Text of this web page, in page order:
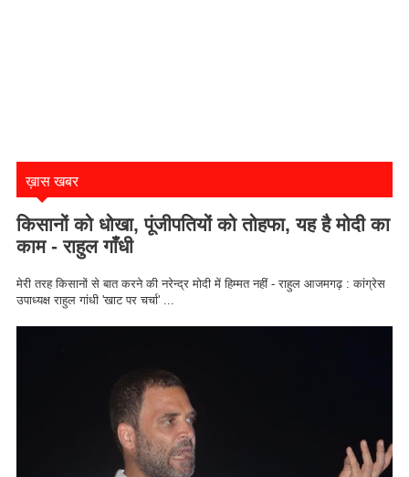
ख़ास खबर
किसानों को धोखा, पूंजीपतियों को तोहफा, यह है मोदी का
काम - राहुल गाँधी
मेरी तरह किसानों से बात करने की नरेन्द्र मोदी में हिम्मत नहीं - राहुल आजमगढ़ : कांग्रेस
उपाध्यक्ष राहुल गांधी 'खाट पर चर्चा' ...